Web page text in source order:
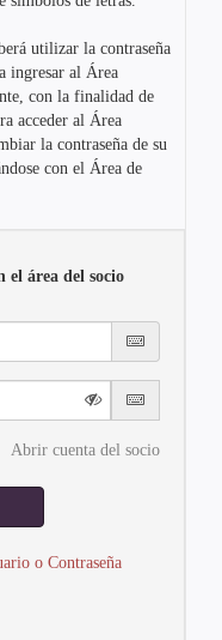
utilizar la contraseña
ingresar al Área
con la finalidad de
acceder al Área
la contraseña de su
con el Área de
el área del socio
Abrir cuenta del socio
o Contraseña